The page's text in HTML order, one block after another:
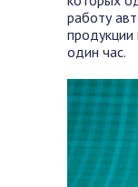
работу
продукции
один час.